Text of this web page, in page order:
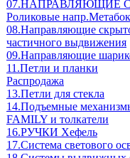
07.НАПРАВЛЯЮЩИЕ
Роликовые
08.Направляющие
частичного выдвижения
09.Направляющие
11.Петли и планки
Распродажа
13.Петли для стекла
14.Подъемные
FAMILY и толкатели
16.РУЧКИ Хефель
17.Система светового